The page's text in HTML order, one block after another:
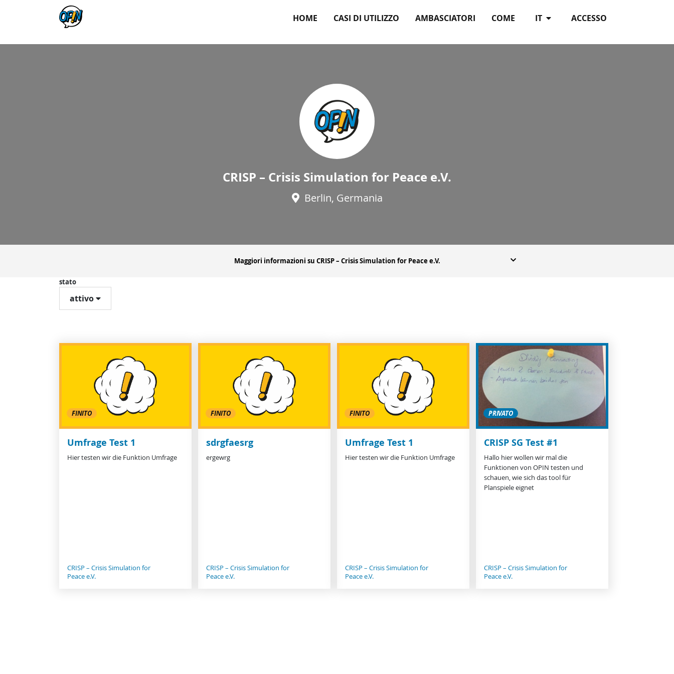
ACCESSO
IT
HOME CASI DI UTILIZZO AMBASCIATORI COME
CRISP – Crisis Simulation for Peace e.V.
Berlin, Germania
Maggiori informazioni su CRISP – Crisis Simulation for Peace e.V.
stato
attivo
FINITO
Umfrage Test 1
Hier testen wir die Funktion Umfrage
CRISP – Crisis Simulation for
Peace e.V.
FINITO
sdrgfaesrg
ergewrg
CRISP – Crisis Simulation for
Peace e.V.
FINITO
Umfrage Test 1
Hier testen wir die Funktion Umfrage
CRISP – Crisis Simulation for
Peace e.V.
PRIVATO
CRISP SG Test #1
Hallo hier wollen wir mal die
Funktionen von OPIN testen und
schauen, wie sich das tool für
Planspiele eignet
CRISP – Crisis Simulation for
Peace e.V.